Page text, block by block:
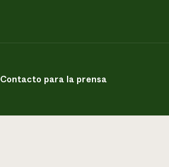
Contacto para la prensa